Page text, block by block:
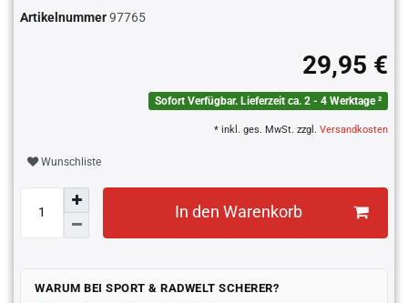
Artikelnummer97765
29,95 €
Sofort Verfügbar. Lieferzeit ca. 2 - 4 Werktage ²
* inkl. ges. MwSt. zzgl. Versandkosten
Wunschliste
In den Warenkorb
WARUM BEI SPORT & RADWELT SCHERER?